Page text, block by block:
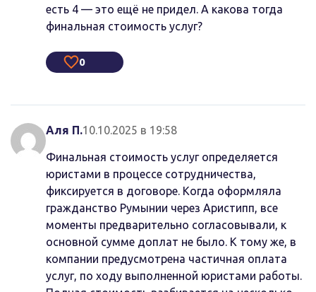
есть 4 — это ещё не придел. А какова тогда
финальная стоимость услуг?
0
Аля П.10.10.2025 в 19:58
Финальная стоимость услуг определяется
юристами в процессе сотрудничества,
фиксируется в договоре. Когда оформляла
гражданство Румынии через Аристипп, все
моменты предварительно согласовывали, к
основной сумме доплат не было. К тому же, в
компании предусмотрена частичная оплата
услуг, по ходу выполненной юристами работы.